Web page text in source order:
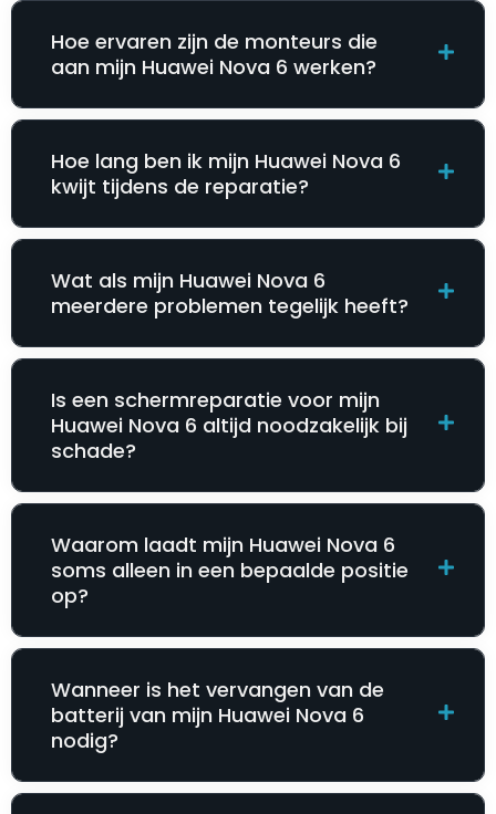
Hoe ervaren zijn de monteurs die
aan mijn Huawei Nova 6 werken?
Hoe lang ben ik mijn Huawei Nova 6
kwijt tijdens de reparatie?
Wat als mijn Huawei Nova 6
meerdere problemen tegelijk heeft?
Is een schermreparatie voor mijn
Huawei Nova 6 altijd noodzakelijk bij
schade?
Waarom laadt mijn Huawei Nova 6
soms alleen in een bepaalde positie
op?
Wanneer is het vervangen van de
batterij van mijn Huawei Nova 6
nodig?